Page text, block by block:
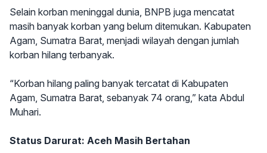
Selain korban meninggal dunia, BNPB juga mencatat
masih banyak korban yang belum ditemukan. Kabupaten
Agam, Sumatra Barat, menjadi wilayah dengan jumlah
korban hilang terbanyak.
“Korban hilang paling banyak tercatat di Kabupaten
Agam, Sumatra Barat, sebanyak 74 orang,” kata Abdul
Muhari.
Status Darurat: Aceh Masih Bertahan